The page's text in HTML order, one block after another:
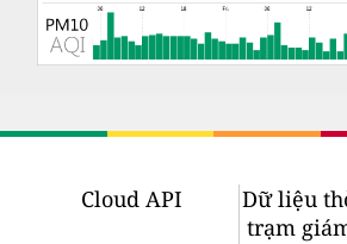
Cloud API
Dữ liệu
trạm